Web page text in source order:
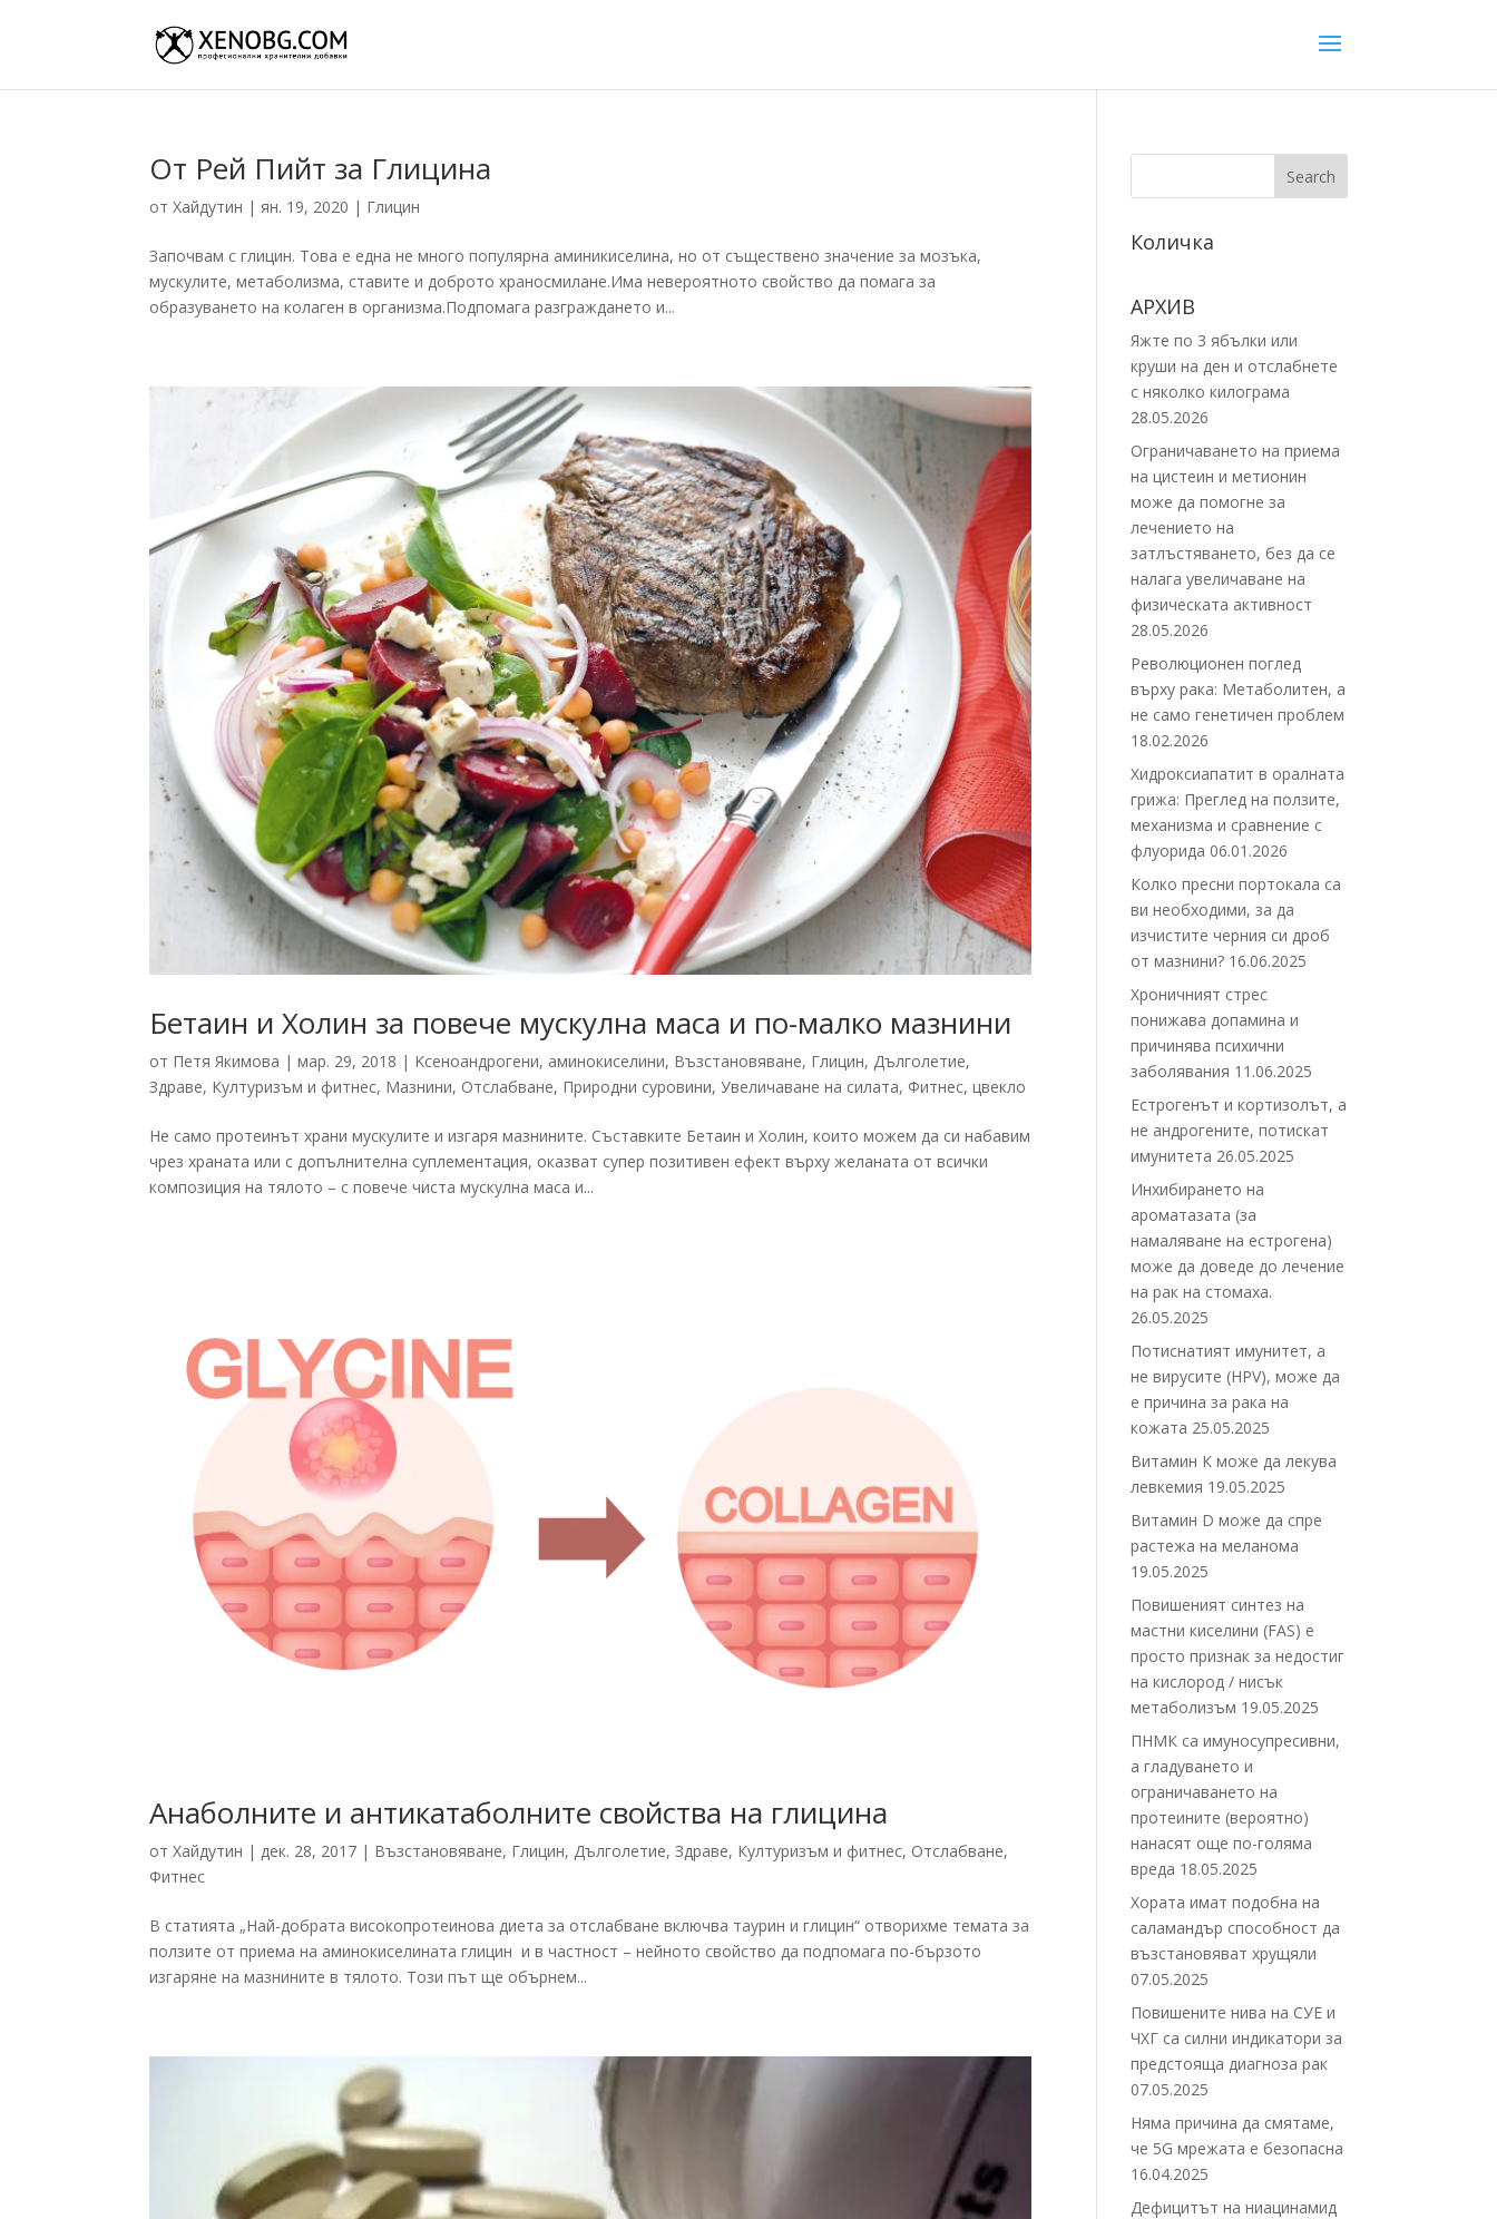
От Рей Пийт за Глицина
отХайдутин |ян. 19, 2020 | Глицин
Започвам с глицин. Това е една не много популярна аминикиселина, но от съществено значение за мозъка,
мускулите, метаболизма, ставите и доброто храносмилане.Има невероятното свойство да помага за
образуването на колаген в организма.Подпомага разграждането и...
Бетаин и Холин за повече мускулна маса и по-малко мазнини
от Петя Якимова |мар. 29, 2018 | Kсеноандрогени, аминокиселини, Възстановяване, Глицин,Дълголетие,
Здраве, Културизъм и фитнес, Мазнини, Отслабване, Природни суровини,Увеличаване на силата, Фитнес,цвекло
Не само протеинът храни мускулите и изгаря мазнините. Съставките Бетаин и Холин, които можем да си набавим
чрез храната или с допълнителна суплементация, оказват супер позитивен ефект върху желаната от всички
композиция на тялото – с повече чиста мускулна маса и...
Анаболните и антикатаболните свойства на глицина
отХайдутин | дек. 28, 2017 | Възстановяване, Глицин, Дълголетие,Здраве, Културизъм и фитнес, Отслабване,
Фитнес
В статията „Най-добрата високопротеинова диета за отслабване включва таурин и глицин“ отворихме темата за
ползите от приема на аминокиселината глицин и в частност – нейното свойство да подпомага по-бързото
изгаряне на мазнините в тялото. Този път ще обърнем...
Search
Количка
АРХИВ
Яжте по 3 ябълки или
круши на ден и отслабнете
с няколко килограма
28.05.2026
Ограничаването на приема
на цистеин и метионин
може да помогне за
лечението на
затлъстяването, без да се
налага увеличаване на
физическата активност
28.05.2026
Революционен поглед
върху рака: Метаболитен, а
не само генетичен проблем
18.02.2026
Хидроксиапатит в оралната
грижа: Преглед на ползите,
механизма и сравнение с
флуорида 06.01.2026
Колко пресни портокала са
ви необходими, за да
изчистите черния си дроб
от мазнини? 16.06.2025
Хроничният стрес
понижава допамина и
причинява психични
заболявания 11.06.2025
Естрогенът и кортизолът, а
не андрогените, потискат
имунитета 26.05.2025
Инхибирането на
ароматазата (за
намаляване на естрогена)
може да доведе до лечение
на рак на стомаха.
26.05.2025
Потиснатият имунитет, а
не вирусите (HPV), може да
е причина за рака на
кожата 25.05.2025
Витамин К може да лекува
левкемия 19.05.2025
Витамин D може да спре
растежа на меланома
19.05.2025
Повишеният синтез на
мастни киселини (FAS) е
просто признак за недостиг
на кислород / нисък
метаболизъм 19.05.2025
ПНМК са имуносупресивни,
а гладуването и
ограничаването на
протеините (вероятно)
нанасят още по-голяма
вреда 18.05.2025
Хората имат подобна на
саламандър способност да
възстановяват хрущяли
07.05.2025
Повишените нива на СУЕ и
ЧХГ са силни индикатори за
предстояща диагноза рак
07.05.2025
Няма причина да смятаме,
че 5G мрежата е безопасна
16.04.2025
Дефицитът на ниацинамид